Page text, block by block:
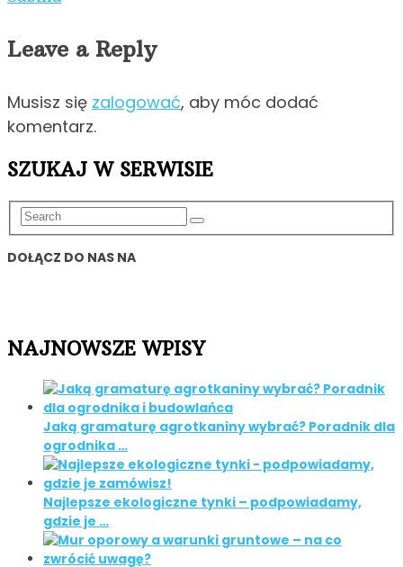
Leave a Reply
Musisz się zalogować, aby móc dodać
komentarz.
SZUKAJ W SERWISIE
DOŁĄCZ DO NAS NA
NAJNOWSZE WPISY
Jaką gramaturę agrotkaniny wybrać? Poradnik dla
ogrodnika …
Najlepsze ekologiczne tynki – podpowiadamy,
gdzie je …